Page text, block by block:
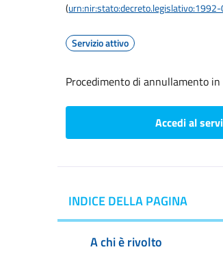
(
Servizio attivo
Procedimento di annullamento
Accedi al
INDICE DELLA PAGINA
A chi è rivolto